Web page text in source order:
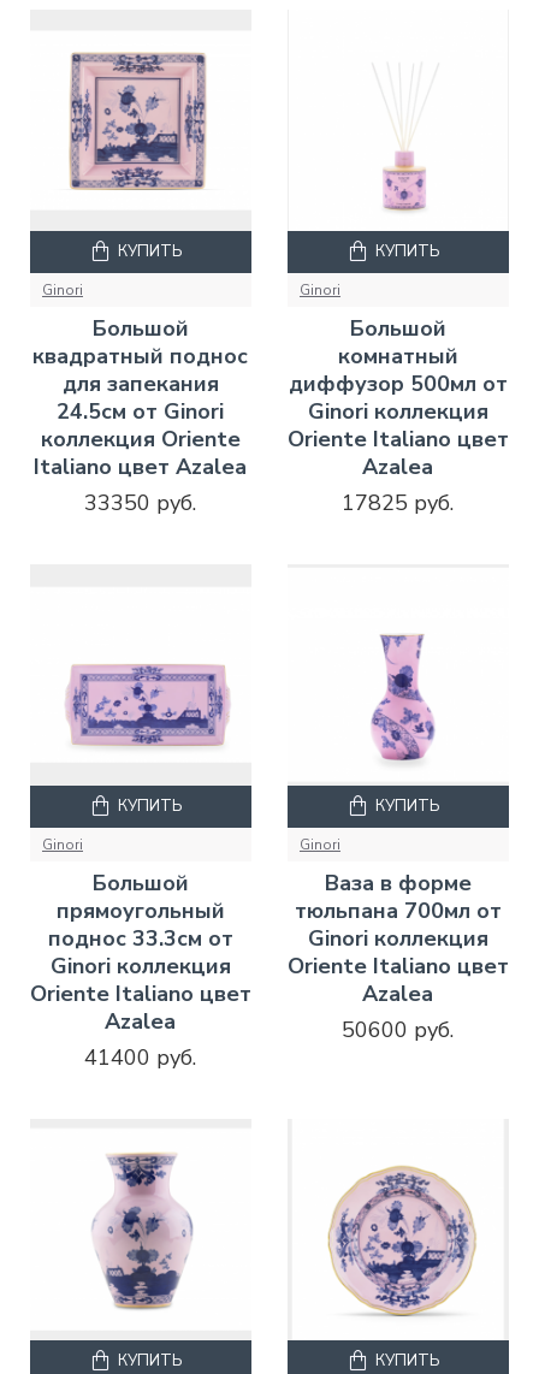
Ginori
Большой
квадратный поднос
для запекания
24.5см от Ginori
коллекция Oriente
Italiano цвет Azalea
33350 руб.
КУПИТЬ
Ginori
Большой
комнатный
диффузор 500мл от
Ginori коллекция
Oriente Italiano цвет
Azalea
17825 руб.
КУПИТЬ
Ginori
Большой
прямоугольный
поднос 33.3см от
Ginori коллекция
Oriente Italiano цвет
Azalea
41400 руб.
КУПИТЬ
Ginori
Ваза в форме
тюльпана 700мл от
Ginori коллекция
Oriente Italiano цвет
Azalea
50600 руб.
КУПИТЬ
КУПИТЬ КУПИТЬ